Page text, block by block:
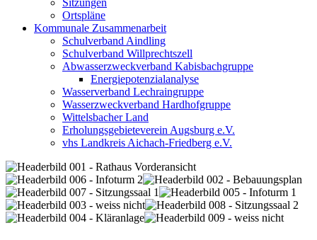
Sitzungen
Ortspläne
Kommunale Zusammenarbeit
Schulverband Aindling
Schulverband Willprechtszell
Abwasserzweckverband Kabisbachgruppe
Energiepotenzialanalyse
Wasserverband Lechraingruppe
Wasserzweckverband Hardhofgruppe
Wittelsbacher Land
Erholungsgebieteverein Augsburg e.V.
vhs Landkreis Aichach-Friedberg e.V.